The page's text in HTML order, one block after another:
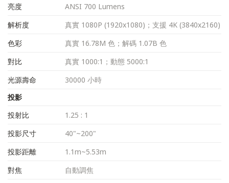
亮度
ANSI 700 Lumens
解析度
真實 1080P (1920x1080)；支援 4K (3840x2160)
色彩
真實 16.78M 色；解碼 1.07B 色
對比
真實 1000:1；動態 5000:1
光源壽命
30000 小時
投影
投射比
1.25 : 1
投影尺寸
40"~200"
投影距離
1.1m~5.53m
對焦
自動調焦